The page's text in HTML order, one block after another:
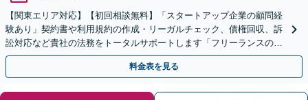
【関東エリア対応】【初回相談無料】「スタートアップ企業の顧問経
験あり」契約書や利用規約の作成・リーガルチェック、債権回収、訴
訟対応など貴社の法務をトータルサポートします「フリーランスの顧
問対応／顧問契約月額1万円～」【休日・夜間相談可】
料金表を見る